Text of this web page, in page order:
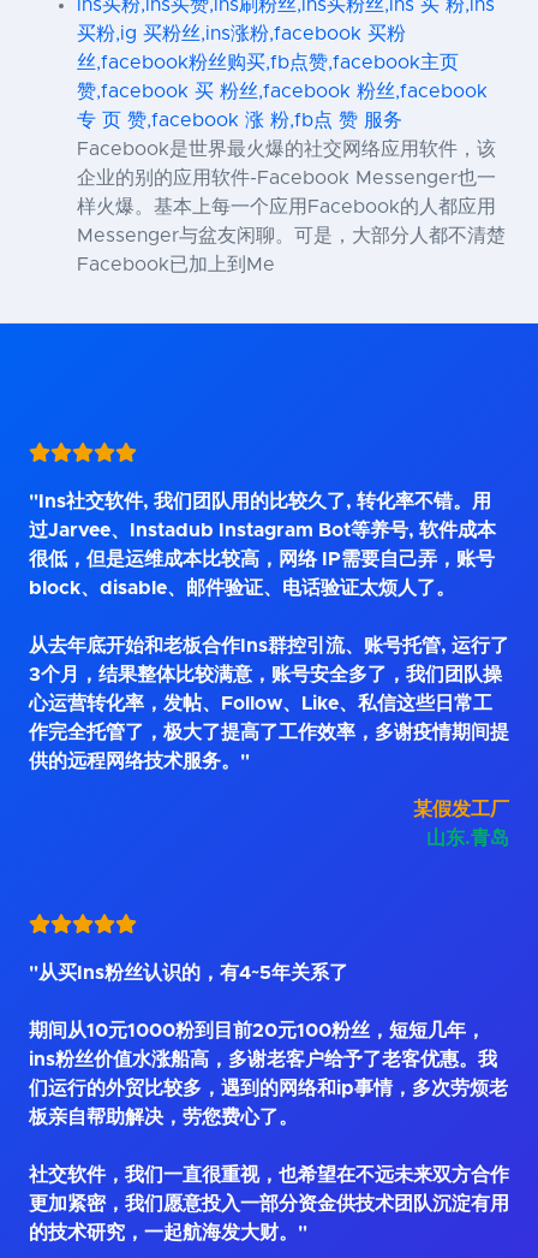
ins买粉,ins买赞,ins刷粉丝,ins买粉丝,ins 买 粉,ins
买粉,ig 买粉丝,ins涨粉,facebook 买粉
丝,facebook粉丝购买,fb点赞,facebook主页
赞,facebook 买 粉丝,facebook 粉丝,facebook
专 页 赞,facebook 涨 粉,fb点 赞 服务
Facebook是世界最火爆的社交网络应用软件，该
企业的别的应用软件-Facebook Messenger也一
样火爆。基本上每一个应用Facebook的人都应用
Messenger与盆友闲聊。可是，大部分人都不清楚
Facebook已加上到Me
"Ins社交软件, 我们团队用的比较久了, 转化率不错。用
过Jarvee、Instadub Instagram Bot等养号, 软件成本
很低，但是运维成本比较高，网络 IP需要自己弄，账号
block、disable、邮件验证、电话验证太烦人了。
从去年底开始和老板合作Ins群控引流、账号托管, 运行了
3个月，结果整体比较满意，账号安全多了，我们团队操
心运营转化率，发帖、Follow、Like、私信这些日常工
作完全托管了，极大了提高了工作效率，多谢疫情期间提
供的远程网络技术服务。"
某假发工厂
山东.青岛
"从买Ins粉丝认识的，有4~5年关系了
期间从10元1000粉到目前20元100粉丝，短短几年，
ins粉丝价值水涨船高，多谢老客户给予了老客优惠。我
们运行的外贸比较多，遇到的网络和ip事情，多次劳烦老
板亲自帮助解决，劳您费心了。
社交软件，我们一直很重视，也希望在不远未来双方合作
更加紧密，我们愿意投入一部分资金供技术团队沉淀有用
的技术研究，一起航海发大财。"